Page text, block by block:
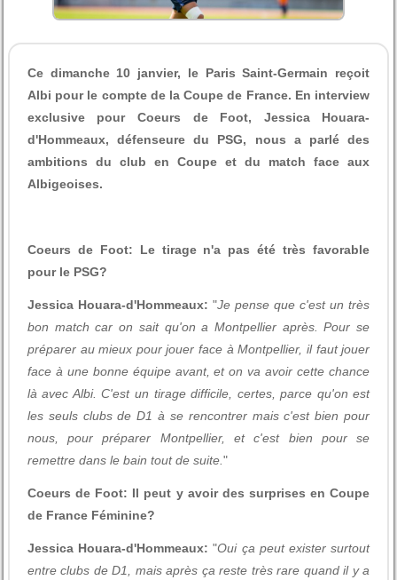
Ce dimanche 10 janvier, le Paris Saint-Germain reçoit
Albi pour le compte de la Coupe de France. En interview
exclusive pour Coeurs de Foot, Jessica Houara-
d'Hommeaux, défenseure du PSG, nous a parlé des
ambitions du club en Coupe et du match face aux
Albigeoises.
Coeurs de Foot: Le tirage n'a pas été très favorable
pour le PSG?
Jessica Houara-d'Hommeaux: "Je pense que c'est un très
bon match car on sait qu'on a Montpellier après. Pour se
préparer au mieux pour jouer face à Montpellier, il faut jouer
face à une bonne équipe avant, et on va avoir cette chance
là avec Albi. C'est un tirage difficile, certes, parce qu'on est
les seuls clubs de D1 à se rencontrer mais c'est bien pour
nous, pour préparer Montpellier, et c'est bien pour se
remettre dans le bain tout de suite. "
Coeurs de Foot: Il peut y avoir des surprises en Coupe
de France Féminine?
Jessica Houara-d'Hommeaux: "Oui ça peut exister surtout
entre clubs de D1, mais après ça reste très rare quand il y a